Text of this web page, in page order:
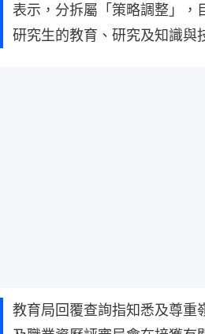
表示，分拆屬「策略調整」，
研究生的教育、研究及知識與
教育局回覆查詢指知悉及尊重